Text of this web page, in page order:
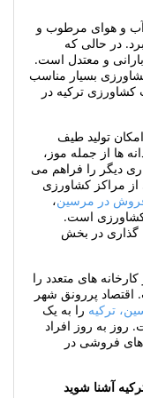
آب و هوای مرطوب و
در حالی که
و معتدل است.
بسیار مناسب
ترکیه در
تولید طیف
ها از جمله موز،
دیگر را فراهم می
مراکز کشاورزی
در مرسین،
کشاورزی است.
گذاری در بخش
های متعدد را
پررونق شهر
ترکیهرا به یک
روز به روز افراد
های فروشی در
آشنا شوید